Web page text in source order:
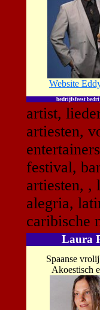
Website
bedrijfsfeest
artist,
artiesten,
festival,
artiesten, ,
alegria,
caribische
Laura
Spaanse
Akoestisch